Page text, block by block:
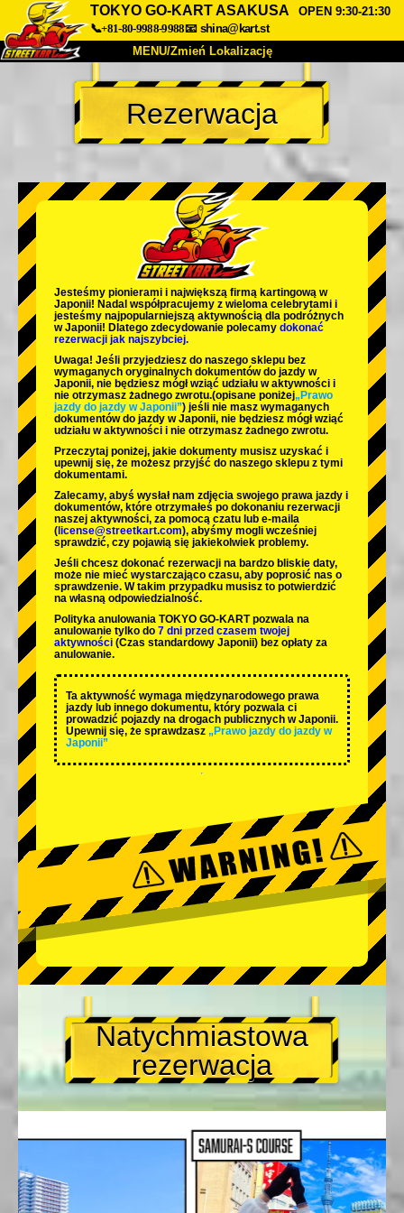
TOKYO GO-KART ASAKUSA
OPEN 9:30-21:30
📞+81-80-9988-9988📧 shina@kart.st
MENU/Zmień Lokalizację
TOP
O nas Specyfikacja Cena
Firma Rezerwacja
Zmień Lokalizację
Tokyo Shinagawa Tokyo Akihabara#1
Tokyo Akihabara#2
Tokyo Shibuya Annex Tokyo Bay
Tokyo Asakusa Osaka
Okinawa
Rezerwacja
Jesteśmy pionierami i największą firmą kartingową w
Japonii! Nadal współpracujemy z wieloma celebrytami i
jesteśmy najpopularniejszą aktywnością dla podróżnych
w Japonii! Dlatego zdecydowanie polecamy dokonać
rezerwacji jak najszybciej.
Uwaga! Jeśli przyjedziesz do naszego sklepu bez
wymaganych oryginalnych dokumentów do jazdy w
Japonii, nie będziesz mógł wziąć udziału w aktywności i
nie otrzymasz żadnego zwrotu.(opisane poniżej„Prawo
jazdy do jazdy w Japonii”) jeśli nie masz wymaganych
dokumentów do jazdy w Japonii, nie będziesz mógł wziąć
udziału w aktywności i nie otrzymasz żadnego zwrotu.
Przeczytaj poniżej, jakie dokumenty musisz uzyskać i
upewnij się, że możesz przyjść do naszego sklepu z tymi
dokumentami.
Zalecamy, abyś wysłał nam zdjęcia swojego prawa jazdy i
dokumentów, które otrzymałeś po dokonaniu rezerwacji
naszej aktywności, za pomocą czatu lub e-maila
( license@streetkart.com), abyśmy mogli wcześniej
sprawdzić, czy pojawią się jakiekolwiek problemy.
Jeśli chcesz dokonać rezerwacji na bardzo bliskie daty,
może nie mieć wystarczająco czasu, aby poprosić nas o
sprawdzenie. W takim przypadku musisz to potwierdzić
na własną odpowiedzialność.
Polityka anulowania TOKYO GO-KART pozwala na
anulowanie tylko do 7 dni przed czasem twojej
aktywności (Czas standardowy Japonii) bez opłaty za
anulowanie.
Ta aktywność wymaga międzynarodowego prawa
jazdy lub innego dokumentu, który pozwala ci
prowadzić pojazdy na drogach publicznych w Japonii.
Upewnij się, że sprawdzasz „Prawo jazdy do jazdy w
Japonii”
Natychmiastowa
rezerwacja